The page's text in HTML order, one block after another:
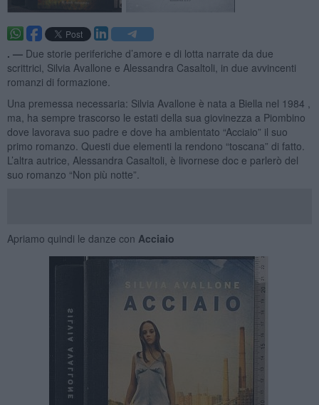
. — Due storie periferiche d’amore e di lotta narrate da due
scrittrici, Silvia Avallone e Alessandra Casaltoli, in due avvincenti
romanzi di formazione.
Una premessa necessaria: Silvia Avallone è nata a Biella nel 1984 ,
ma, ha sempre trascorso le estati della sua giovinezza a Piombino
dove lavorava suo padre e dove ha ambientato “Acciaio” il suo
primo romanzo. Questi due elementi la rendono “toscana” di fatto.
L’altra autrice, Alessandra Casaltoli, è livornese doc e parlerò del
suo romanzo “Non più notte”.
Apriamo quindi le danze con Acciaio